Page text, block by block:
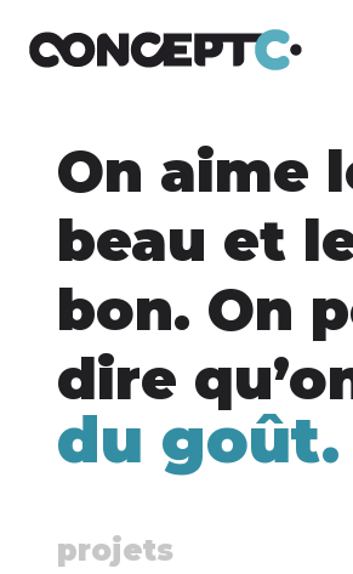
On aime
beau et
bon. On
dire
du goût.
projets